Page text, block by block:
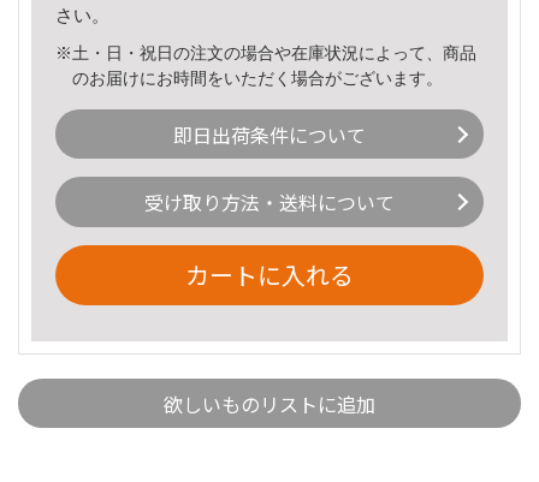
さい。
※土・日・祝日の注文の場合や在庫状況によって、商品
のお届けにお時間をいただく場合がございます。
即日出荷条件について
受け取り方法・送料について
カートに入れる
欲しいものリストに追加